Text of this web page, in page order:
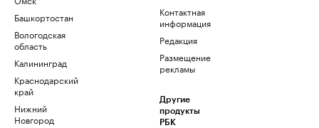
Башкортостан
Вологодская
область
Калининград
Краснодарский
край
Нижний
Новгород
Контактная
информация
Редакция
Размещение
рекламы
Другие
продукты
РБК